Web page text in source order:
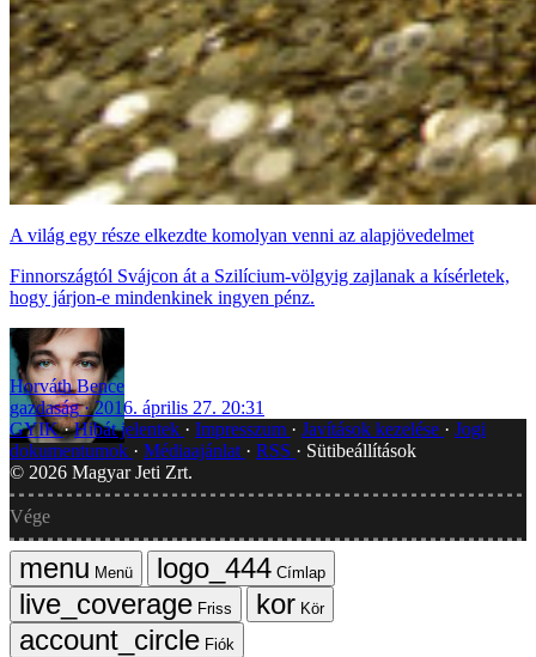
A világ egy része elkezdte komolyan venni az alapjövedelmet
Finnországtól Svájcon át a Szilícium-völgyig zajlanak a kísérletek,
hogy járjon-e mindenkinek ingyen pénz.
Horváth Bence
gazdaság
2016. április 27. 20:31
GYIK Hibát jelentek Impresszum Javítások kezelése
Jogi
dokumentumok
Médiaajánlat RSS
Sütibeállítások
© 2026 Magyar Jeti Zrt.
Vége
Menü
Címlap
Friss
Kör
Fiók